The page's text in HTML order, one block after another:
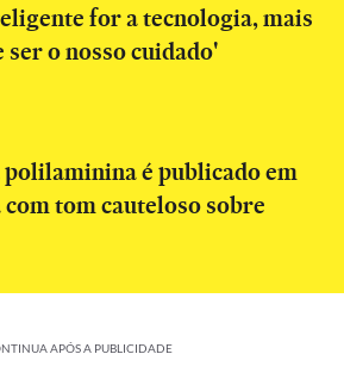
for a tecnologia, mais
o nosso cuidado'
é publicado em
tom cauteloso sobre
APÓS A PUBLICIDADE